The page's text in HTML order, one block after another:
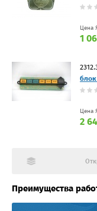
Цена
1
Цена
2
Преимущества